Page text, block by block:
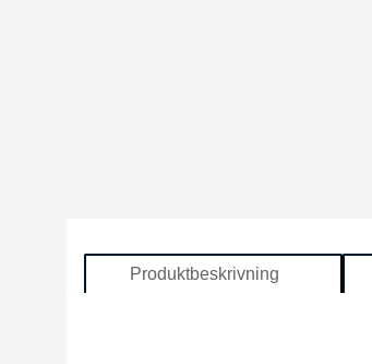
Produktbeskrivning